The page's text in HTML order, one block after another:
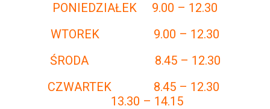
PONIEDZIAŁEK 9.00 – 12.30
WTOREK 9.00 – 12.30
ŚRODA 8.45 – 12.30
CZWARTEK 8.45 – 12.30
13.30 – 14.15